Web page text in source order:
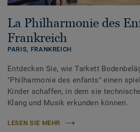
La Philharmonie des
Frankreich
PARIS, FRANKREICH
Entdecken Sie, wie Tarkett
"Philharmonie des enfants" einen
Kinder schaffen, in dem sie
Klang und Musik erkunden können.
LESEN SIE MEHR